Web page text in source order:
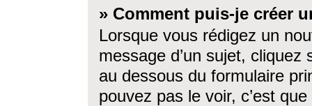
» Comment puis-je créer
Lorsque vous rédigez un
message d’un sujet, cliquez
au dessous du formulaire
pouvez pas le voir, c’est